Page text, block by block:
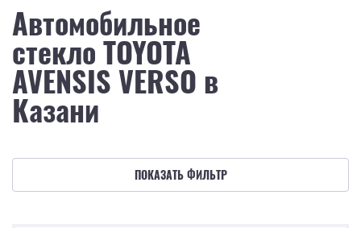
Автомобильное
стекло TOYOTA
AVENSIS VERSO в
Казани
ПОКАЗАТЬ ФИЛЬТР